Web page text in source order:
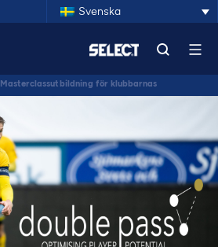
Svenska
Masterclassutbildning för klubbarnas